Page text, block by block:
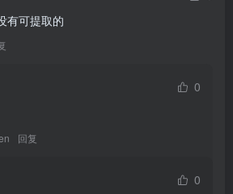
珍珠 [50P1V-185MB]
のやばいお姉さん 背心[78P+1V-733.3M]
Vol.2[123P-239.6M]
のやばいお姉さん OL[78P+1V-716.2M]
有可提取的
0
回复
0